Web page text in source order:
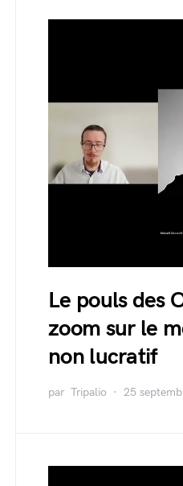
Le pouls des
zoom sur le
non lucratif
par Tripalio 25